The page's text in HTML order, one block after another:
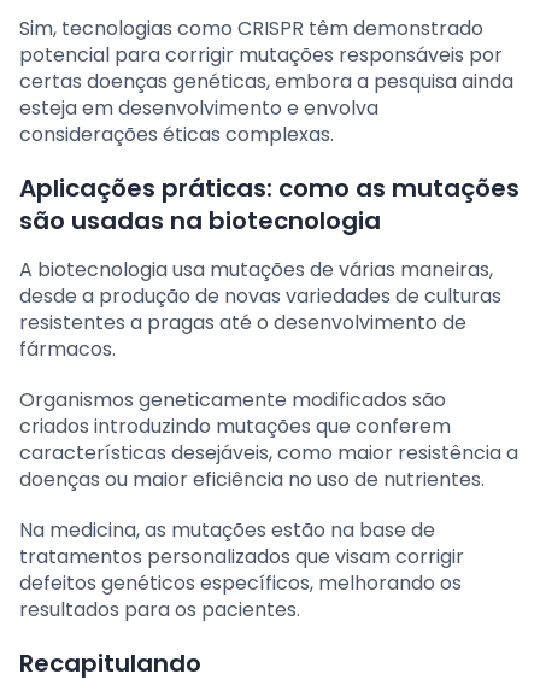
Sim, tecnologias como CRISPR têm demonstrado
potencial para corrigir mutações responsáveis por
certas doenças genéticas, embora a pesquisa ainda
esteja em desenvolvimento e envolva
considerações éticas complexas.
Aplicações práticas: como as mutações
são usadas na biotecnologia
A biotecnologia usa mutações de várias maneiras,
desde a produção de novas variedades de culturas
resistentes a pragas até o desenvolvimento de
fármacos.
Organismos geneticamente modificados são
criados introduzindo mutações que conferem
características desejáveis, como maior resistência a
doenças ou maior eficiência no uso de nutrientes.
Na medicina, as mutações estão na base de
tratamentos personalizados que visam corrigir
defeitos genéticos específicos, melhorando os
resultados para os pacientes.
Recapitulando